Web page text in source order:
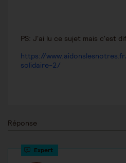
PS: J'ai lu ce sujet mais c'est
https://
solidaire-2/
Réponse